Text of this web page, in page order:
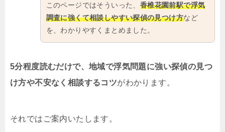
このページではそういった、 香椎花園前駅で浮気
調査に強くて相談しやすい探偵の見つけ方など
を、わかりやすくまとめました。
5分程度読むだけで、地域で浮気問題に強い探偵の見つ
け方や不安なく相談するコツがわかります。
それではご案内いたします。